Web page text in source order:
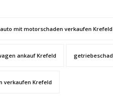
auto mit motorschaden verkaufen Krefeld
ankauf Krefeld
verkaufen Krefeld